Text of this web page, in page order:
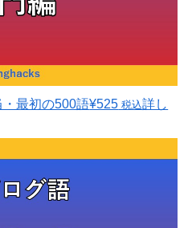
・最初の500語¥525 税込詳し